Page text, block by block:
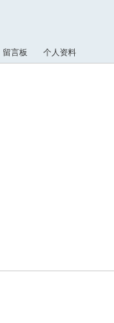
留言板 个人资料